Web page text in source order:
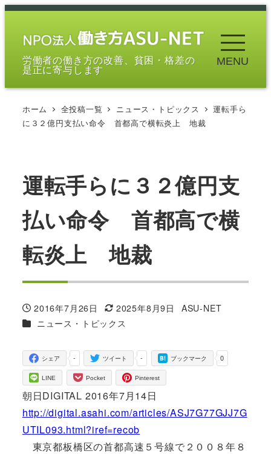
メ
労働者の働き方の改善、貧困・格差の
是正に寄与します
MENU
ホーム 全投稿一覧 ニュース・トピックス
運転手ら
に３２億円支払い命令 首都高で横転炎上 地裁
運転手らに３２億円支
払い命令 首都高で横
転炎上 地裁
投稿日
2016年7月26日
更新日
2025年8月9日
著
ASU-NET
カテゴリー
ニュース・トピックス
-
シェア -
ツイート 0
ブックマーク
LINE Pocket Pinterest
朝日DIGITAL 2016年7月14日
http://digital.asahi.com/articles/ASJ7G77GJJ7G
UTIL093.html?iref=recob
東京都板橋区の首都高速５号線で２００８年８